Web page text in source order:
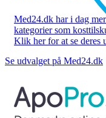
Med24.dk har i dag
kategorier som
Klik her for at se deres
Se udvalget på Med24.dk